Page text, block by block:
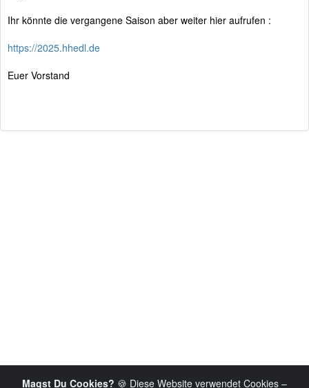
Ihr könnte die vergangene Saison aber weiter hier aufrufen :
https://2025.hhedl.de
Euer Vorstand
Magst Du Cookies? 🍪 Diese Website verwendet Cookies –